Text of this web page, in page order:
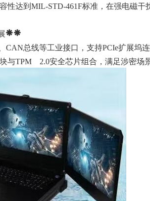
性达到MIL-STD-461F标准，在强电磁干
展**
CAN总线等工业接口，支持PCIe扩展
与TPM 2.0安全芯片组合，满足涉密场